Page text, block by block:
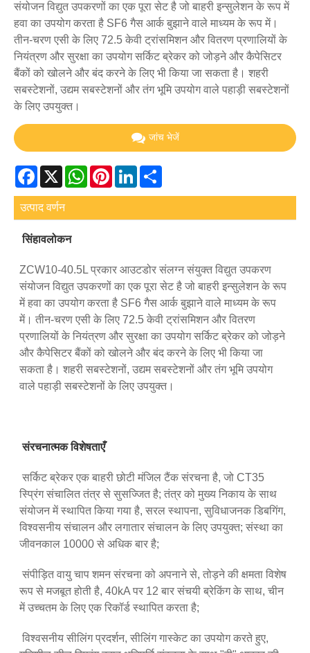
संयोजन विद्युत उपकरणों का एक पूरा सेट है जो बाहरी इन्सुलेशन के रूप में
हवा का उपयोग करता है SF6 गैस आर्क बुझाने वाले माध्यम के रूप में।
तीन-चरण एसी के लिए 72.5 केवी ट्रांसमिशन और वितरण प्रणालियों के
नियंत्रण और सुरक्षा का उपयोग सर्किट ब्रेकर को जोड़ने और कैपेसिटर
बैंकों को खोलने और बंद करने के लिए भी किया जा सकता है। शहरी
सबस्टेशनों, उद्यम सबस्टेशनों और तंग भूमि उपयोग वाले पहाड़ी सबस्टेशनों
के लिए उपयुक्त।
जांच भेजें
Facebook
X WhatsApp
PinterestLinkedIn
उत्पाद वर्णन
सिंहावलोकन
ZCW10-40.5L प्रकार आउटडोर संलग्न संयुक्त विद्युत उपकरण
संयोजन विद्युत उपकरणों का एक पूरा सेट है जो बाहरी इन्सुलेशन के रूप
में हवा का उपयोग करता है SF6 गैस आर्क बुझाने वाले माध्यम के रूप
में। तीन-चरण एसी के लिए 72.5 केवी ट्रांसमिशन और वितरण
प्रणालियों के नियंत्रण और सुरक्षा का उपयोग सर्किट ब्रेकर को जोड़ने
और कैपेसिटर बैंकों को खोलने और बंद करने के लिए भी किया जा
सकता है। शहरी सबस्टेशनों, उद्यम सबस्टेशनों और तंग भूमि उपयोग
वाले पहाड़ी सबस्टेशनों के लिए उपयुक्त।
संरचनात्मक विशेषताएँ
सर्किट ब्रेकर एक बाहरी छोटी मंजिल टैंक संरचना है, जो CT35
स्प्रिंग संचालित तंत्र से सुसज्जित है; तंत्र को मुख्य निकाय के साथ
संयोजन में स्थापित किया गया है, सरल स्थापना, सुविधाजनक डिबगिंग,
विश्वसनीय संचालन और लगातार संचालन के लिए उपयुक्त; संस्था का
जीवनकाल 10000 से अधिक बार है;
संपीड़ित वायु चाप शमन संरचना को अपनाने से, तोड़ने की क्षमता विशेष
रूप से मजबूत होती है, 40kA पर 12 बार संचयी ब्रेकिंग के साथ, चीन
में उच्चतम के लिए एक रिकॉर्ड स्थापित करता है;
विश्वसनीय सीलिंग प्रदर्शन, सीलिंग गास्केट का उपयोग करते हुए,